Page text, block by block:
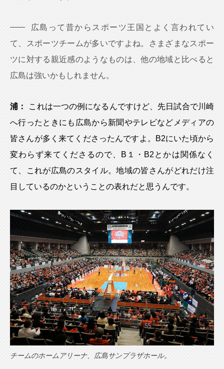
広島って昔からスポーツ王国とよく言われてい
て、スポーツチームが多いですよね。さまざまなスポー
ツに対する親近感のようなものは、他の地域と比べると
広島は強いかもしれません。
浦：
これは一つの例になるんですけど、先日試合で川崎
へ行ったときにも広島から新聞やテレビなどメディアの
皆さんが多く来てくださったんですよ。B2にいた頃から
変わらず来てくださるので、B１・B2とかは関係なく
て、これが広島のスタイル。地域の皆さんがどれだけ注
目しているのかということの表れだと思うんです。
チームのホームアリーナ、広島サンプラザホール。